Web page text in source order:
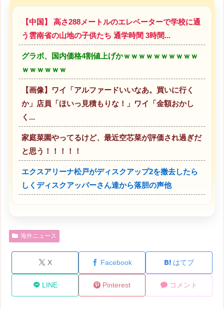
【中国】 高さ288メートルのエレベーターで学校に通
う雲南省の山地の子供たち 通学時間 3時間...
グラボ、国内価格4割値上げかｗｗｗｗｗｗｗｗｗｗ
ｗｗｗｗｗｗ
【画像】ワイ「アルファードいいなあ。買いに行く
か」店員「ほいっ見積もりな！」ワイ「金額おかし
く...
家庭菜園やってるけど、最近空芯菜が評価され過ぎだ
と思う！！！！！
エクスアリーナ松戸がディスクアップ2を撤去したら
しくディスクアッパーさん達から落胆の声他
海外ニュース
X Facebook はてブ
LINE Pinterest コメント